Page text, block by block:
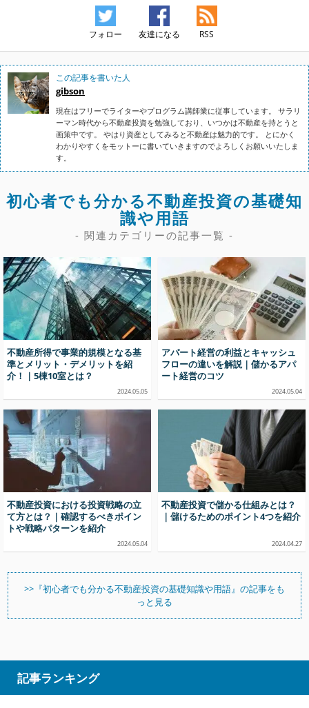
フォロー 友達になる RSS
この記事を書いた人
gibson
現在はフリーでライターやプログラム講師業に従事しています。 サラリ
ーマン時代から不動産投資を勉強しており、いつかは不動産を持とうと
画策中です。 やはり資産としてみると不動産は魅力的です。 とにかく
わかりやすくをモットーに書いていきますのでよろしくお願いいたしま
す。
初心者でも分かる不動産投資の基礎知
識や用語
- 関連カテゴリーの記事一覧 -
不動産所得で事業的規模となる基
準とメリット・デメリットを紹
介！｜5棟10室とは？
2024.05.05
アパート経営の利益とキャッシュ
フローの違いを解説｜儲かるアパ
ート経営のコツ
2024.05.04
不動産投資における投資戦略の立
て方とは？｜確認するべきポイン
トや戦略パターンを紹介
2024.05.04
不動産投資で儲かる仕組みとは？
｜儲けるためのポイント4つを紹介
2024.04.27
>>『初心者でも分かる不動産投資の基礎知識や用語』の記事をも
っと見る
記事ランキング